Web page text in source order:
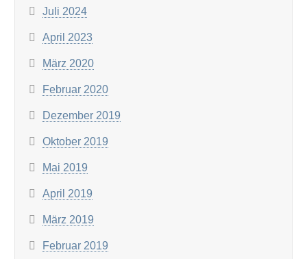
Juli 2024
April 2023
März 2020
Februar 2020
Dezember 2019
Oktober 2019
Mai 2019
April 2019
März 2019
Februar 2019